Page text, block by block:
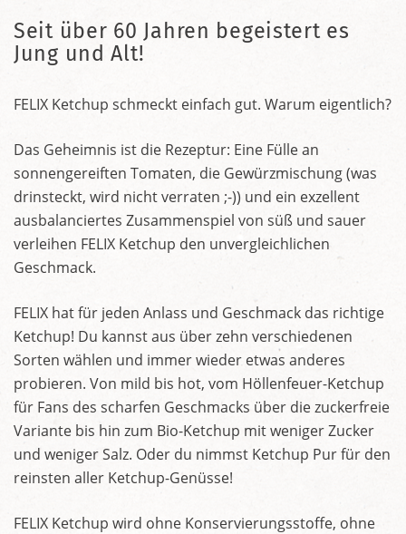
Seit über 60 Jahren begeistert es
Jung und Alt!
FELIX Ketchup schmeckt einfach gut. Warum eigentlich?
Das Geheimnis ist die Rezeptur: Eine Fülle an
sonnengereiften Tomaten, die Gewürzmischung (was
drinsteckt, wird nicht verraten ;-)) und ein exzellent
ausbalanciertes Zusammenspiel von süß und sauer
verleihen FELIX Ketchup den unvergleichlichen
Geschmack.
FELIX hat für jeden Anlass und Geschmack das richtige
Ketchup! Du kannst aus über zehn verschiedenen
Sorten wählen und immer wieder etwas anderes
probieren. Von mild bis hot, vom Höllenfeuer-Ketchup
für Fans des scharfen Geschmacks über die zuckerfreie
Variante bis hin zum Bio-Ketchup mit weniger Zucker
und weniger Salz. Oder du nimmst Ketchup Pur für den
reinsten aller Ketchup-Genüsse!
FELIX Ketchup wird ohne Konservierungsstoffe, ohne